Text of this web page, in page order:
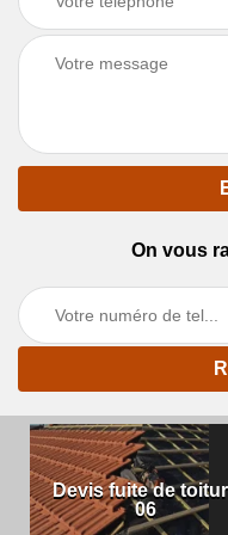
On vous
Devis fuite de
06